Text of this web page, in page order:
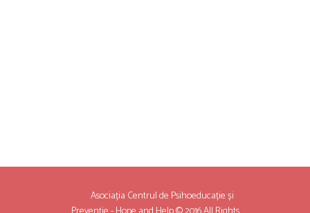
Asociația Centrul de Psihoeducație și